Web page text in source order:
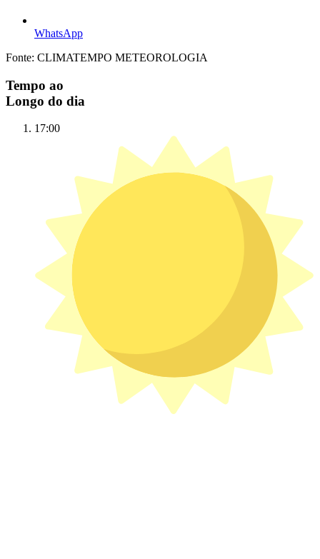
WhatsApp
Fonte: CLIMATEMPO METEOROLOGIA
Tempo ao
Longo do dia
17:00